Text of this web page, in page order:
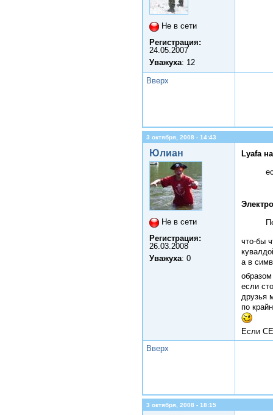
Не в сети
Регистрация:
24.05.2007
Уважуха: 12
Вверх
3 октября, 2008 - 14:43
Юлиан
Не в сети
Регистрация:
26.03.2008
Уважуха: 0
Lyafa
что-бы
а в
если
друзья
по
Если
Вверх
3 октября, 2008 - 18:15